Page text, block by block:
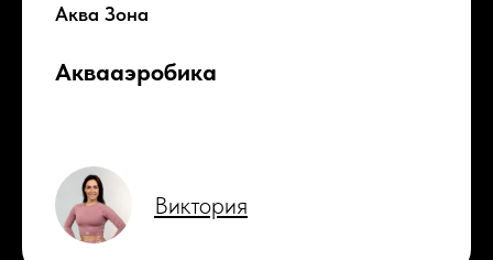
Аква Зона
Аквааэробика
Виктория